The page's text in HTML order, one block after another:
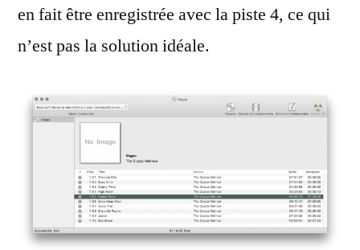
en fait être enregistrée avec la piste 4, ce qui
n’est pas la solution idéale.